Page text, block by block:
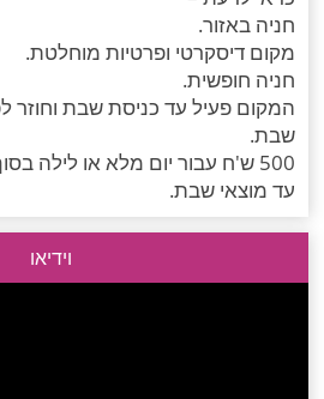
חניה באזור.
מקום דיסקרטי ופרטיות מוחלטת.
חניה חופשית.
המקום פעיל עד כניסת שבת וחוזר
שבת.
500 ש'ח עבור יום מלא או לילה
עד מוצאי שבת.
וידיאו